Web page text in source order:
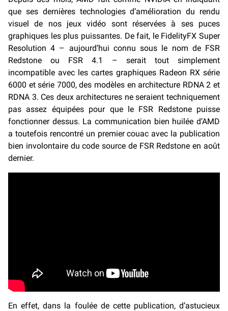
que ses dernières technologies d’amélioration du rendu
visuel de nos jeux vidéo sont réservées à ses puces
graphiques les plus puissantes. De fait, le FidelityFX Super
Resolution 4 – aujourd’hui connu sous le nom de FSR
Redstone ou FSR 4.1 – serait tout simplement
incompatible avec les cartes graphiques Radeon RX série
6000 et série 7000, des modèles en architecture RDNA 2 et
RDNA 3. Ces deux architectures ne seraient techniquement
pas assez équipées pour que le FSR Redstone puisse
fonctionner dessus. La communication bien huilée d’AMD
a toutefois rencontré un premier couac avec la publication
bien involontaire du code source de FSR Redstone en août
dernier.
En effet, dans la foulée de cette publication, d’astucieux